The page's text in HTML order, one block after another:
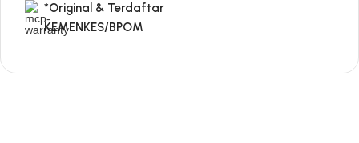
*Original & Terdaftar
KEMENKES/BPOM